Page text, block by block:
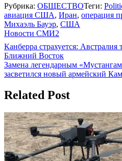
Рубрика: ОБЩЕСТВОТеги:
авиация США, Иран, операция
Михаэль Бауэр, США
Новости СМИ2
Навигация
по
записям
Канберра страхуется:
Ближний Восток
Замена легендарным
засветился новый армейский
Related Post